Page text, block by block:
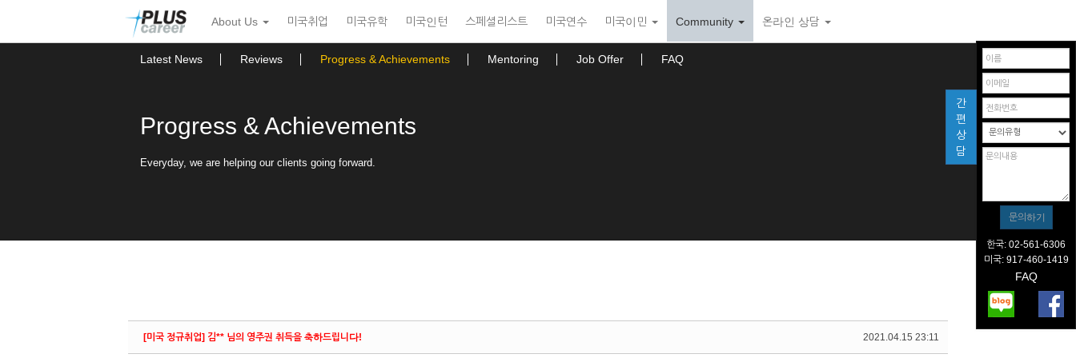
뉴
토
About Us 미국취업 미국유학 미국인턴 스페셜리스트 미국연수 미국이민 Community 온라인 상담
Latest News Reviews Progress & Achievements Mentoring Job Offer FAQ
Progress & Achievements
Everyday, we are helping our clients going forward.
2021.04.15 23:11
[미국 정규취업] 김** 님의 영주권 취득을 축하드립니다!
간
편
상
담
한국: 02-561-6306
미국: 917-460-1419
FAQ